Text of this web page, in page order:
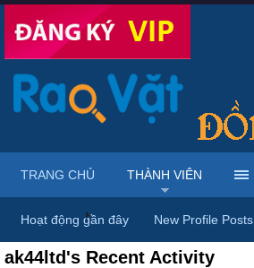
Trang chủ Thành viên
ak44ltd's Recent Activity
TRANG CHỦ THÀNH VIÊN
Hoạt động gần đây New Profile Posts